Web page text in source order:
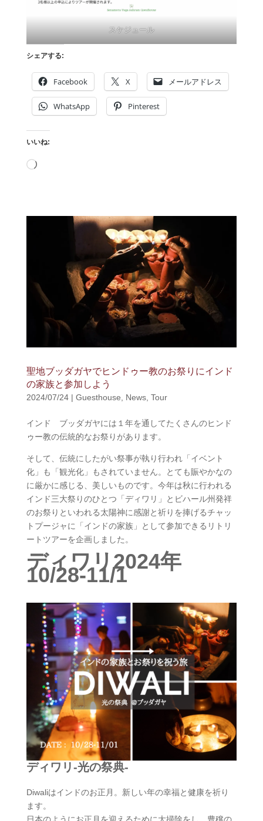
スケジュール
シェアする:
Facebook X メールアドレス
WhatsApp Pinterest
いいね:
読
中…
聖地ブッダガヤでヒンドゥー教のお祭りにインド
の家族と参加しよう
2024/07/24| Guesthouse News, Tour
インド ブッダガヤには１年を通してたくさんのヒンド
ゥー教の伝統的なお祭りがあります。
そして、伝統にしたがい祭事が執り行われ「イベント
化」も「観光化」もされていません。とても賑やかなの
に厳かに感じる、美しいものです。今年は秋に行われる
インド三大祭りのひとつ「ディワリ」とビハール州発祥
のお祭りといわれる太陽神に感謝と祈りを捧げるチャッ
トプージャに「インドの家族」として参加できるリトリ
ートツアーを企画しました。
ディワリ2024年
10/28-11/1
ディワリ-光の祭典-
Diwaliはインドのお正月。新しい年の幸福と健康を祈り
ます。
日本のようにお正月を迎えるために大掃除をし、豊穣の